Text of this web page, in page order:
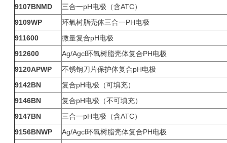
9107BNMD
三合一pH电极（含ATC）
9109WP
环氧树脂壳体三合一PH电极
911600
微量复合pH电极
912600
Ag/Agcl环氧树脂壳体复合PH电极
9120APWP
不锈钢刀片保护体复合pH电极
9142BN
复合pH电极（可填充）
9146BN
复合pH电极（不可填充）
9147BN
三合一pH电极（含ATC）
9156BNWP
Ag/Agcl环氧树脂壳体复合PH电极